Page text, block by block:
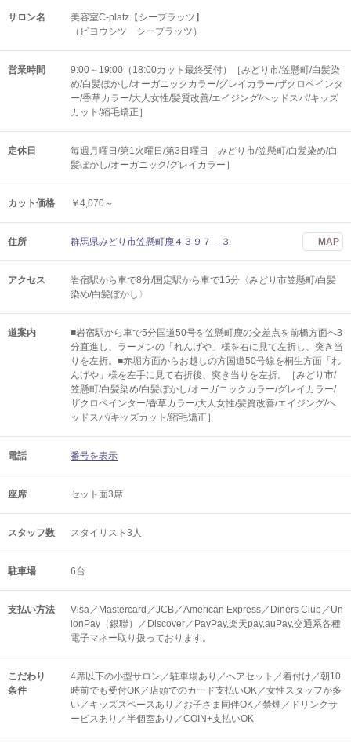
サロン名
美容室C-platz【シープラッツ】
（ビヨウシツ シープラッツ）
営業時間
9:00～19:00（18:00カット最終受付）［みどり市/笠懸町/白髪染
め/白髪ぼかし/オーガニックカラー/グレイカラー/ザクロペインタ
ー/香草カラー/大人女性/髪質改善/エイジング/ヘッドスパ/キッズ
カット/縮毛矯正］
定休日
毎週月曜日/第1火曜日/第3日曜日［みどり市/笠懸町/白髪染め/白
髪ぼかし/オーガニック/グレイカラー］
カット価格 ￥4,070～
住所 群馬県みどり市笠懸町鹿４３９７－３ MAP
アクセス
岩宿駅から車で8分/国定駅から車で15分〈みどり市笠懸町/白髪
染め/白髪ぼかし〉
道案内
■岩宿駅から車で5分国道50号を笠懸町鹿の交差点を前橋方面へ3
分直進し、ラーメンの「れんげや」様を右に見て左折し、突き当
りを左折。■赤堀方面からお越しの方国道50号線を桐生方面「れ
んげや」様を左手に見て右折後、突き当りを左折。［みどり市/
笠懸町/白髪染め/白髪ぼかし/オーガニックカラー/グレイカラー/
ザクロペインター/香草カラー/大人女性/髪質改善/エイジング/ヘ
ッドスパ/キッズカット/縮毛矯正］
電話 番号を表示
座席 セット面3席
スタッフ数 スタイリスト3人
駐車場 6台
支払い方法
Visa／Mastercard／JCB／American Express／Diners Club／Un
ionPay（銀聯）／Discover／PayPay,楽天pay,auPay,交通系各種
電子マネー取り扱っております。
こだわり
条件
4席以下の小型サロン／駐車場あり／ヘアセット／着付け／朝10
時前でも受付OK／店頭でのカード支払いOK／女性スタッフが多
い／キッズスペースあり／お子さま同伴OK／禁煙／ドリンクサ
ービスあり／半個室あり／COIN+支払いOK